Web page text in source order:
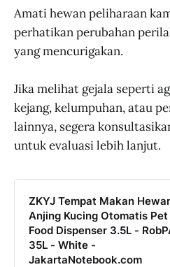
Amati hewan peliharaan
perhatikan perubahan
yang mencurigakan.
Jika melihat gejala seperti
kejang, kelumpuhan, atau
lainnya, segera
untuk evaluasi lebih lanjut.
ZKYJ Tempat Makan
Anjing Kucing Otomatis Pet
Food Dispenser 3.5L -
35L - White -
JakartaNotebook.com